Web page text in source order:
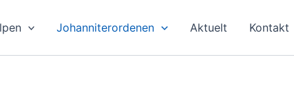
Johanniterordenen Aktuelt Kontakt